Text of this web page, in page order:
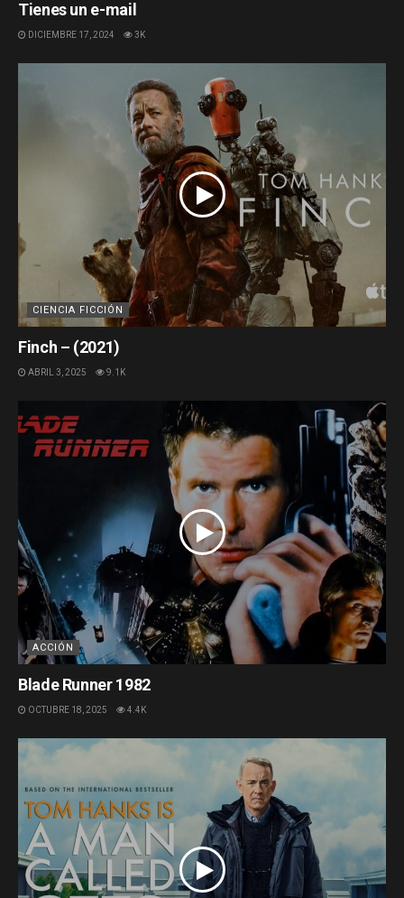
Tienes un e-mail
DICIEMBRE 17, 2024 3K
CIENCIA FICCIÓN
Finch – (2021)
ABRIL 3, 2025 9.1K
ACCIÓN
Blade Runner 1982
OCTUBRE 18, 2025 4.4K